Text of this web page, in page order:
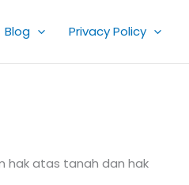
Blog Privacy Policy
hak atas tanah dan hak